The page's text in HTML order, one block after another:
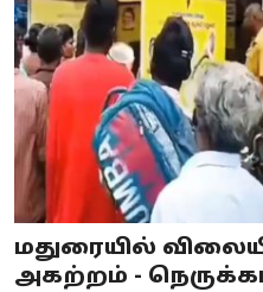
மதுரையில்
அகற்றம் -